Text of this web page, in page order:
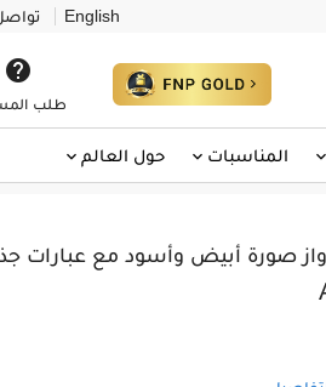
English

طلب
المناسبات حول العالم
صورة أبيض وأسود مع عبارات